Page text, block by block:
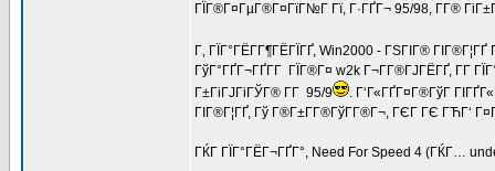
ГЇГ®Г¤ГµГ®Г¤ГїГ№Г Гї, Г·ГҐГ¬ 95/98, Г­Г®
Г‚ ГЇГ°ГЁГ­Г¶ГЁГЇГҐ, Win2000 - ГЅГІГ®
ГўГ°ГҐГ¬ГҐГ­Г ГЇГ®Г¤ w2k Г¬Г­Г®ГЈГЁГҐ, Г­Г
Г±ГіГЈГіГЎГ® Г­Г 95/9
. Г‘Г«ГҐГ¤Г®ГўГ
ГІГ®Г¦ГҐ, Гў Г®Г±Г­Г®ГўГ­Г®Г¬, ГЄГ ГЄ ГЋГ‘
ГЌГ ГЇГ°ГЁГ¬ГҐГ°, Need For Speed 4 (ГЌГ…